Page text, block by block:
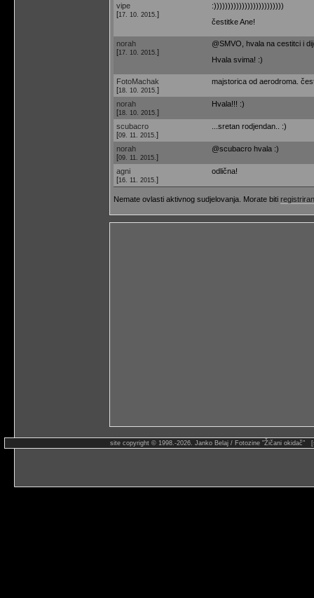
vipe
[17. 10. 2015. ]
:)))))))))))))))))))))))))
čestitke Ane!
norah
[17. 10. 2015. ]
@SMVO, hvala na cestitci i
Hvala svima! :)
FotoMachak
[18. 10. 2015. ]
majstorica od aerodroma.
norah
[18. 10. 2015. ]
Hvala!!! :)
scubacro
[09. 11. 2015. ]
...sretan rodjendan.. :)
norah
[09. 11. 2015. ]
@scubacro hvala :)
agni
[16. 11. 2015. ]
odlična!
Nemate ovlasti aktivnog sudjelovanja. Morate biti
site copyright © 1998.-2026. Janko Belaj / Fotozine "Žičani okidač"